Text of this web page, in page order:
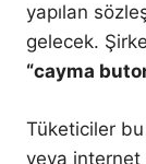
yapılan
gelecek.
“cayma
Tüketiciler
veya internet